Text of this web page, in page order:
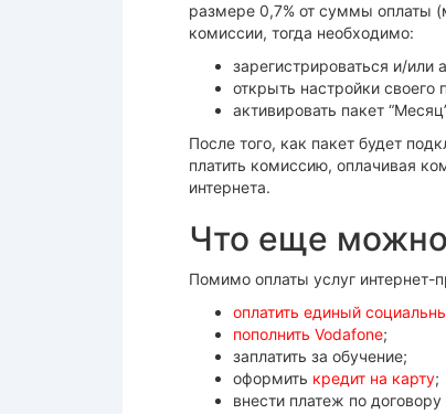
размере 0,7% от суммы оплаты
комиссии, тогда необходимо:
зарегистрироваться и/или
открыть настройки своего
активировать пакет
После того, как пакет будет
платить комиссию, оплачивая
интернета.
Что еще можно
Помимо оплаты услуг интернет-
оплатить единый
пополнить Vodafone;
заплатить за обучение;
оформить кредит на карту;
внести платеж по